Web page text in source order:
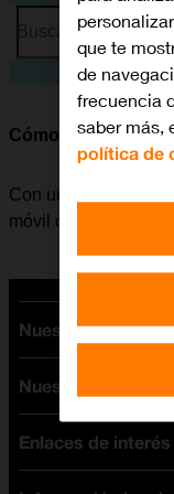
Busca por
Cómo colocar la
Con una tarjeta SIM
móvil como, por
Nuestras tarifas
Tarifas Orange
Tarifas fibra y
Tarifas móviles
Tarifas internet y
Nuestros
Ofertas en móviles
iPhone
Enlaces de interés
que te
de
frecuencia
saber más,
política de